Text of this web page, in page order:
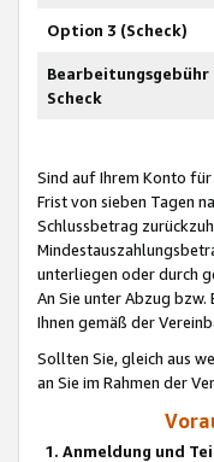
Option 3 (Scheck)
Bearbeitungsgebühr
Scheck
Sind auf Ihrem Konto
Frist von sieben Tagen
Schlussbetrag
unterliegen oder durch
An Sie unter Abzug
Ihnen gemäß der
Sollten Sie, gleich aus
an Sie im Rahmen der
1. Anmeldung und